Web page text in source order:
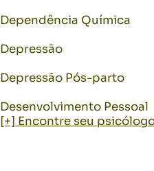
Dependência Química
Depressão
Depressão Pós-parto
Desenvolvimento Pessoal
[+] Encontre seu